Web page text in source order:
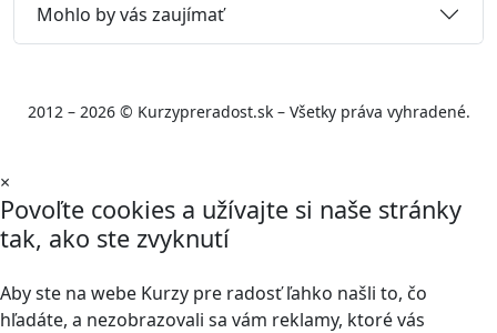
Mohlo by vás zaujímať
2012 – 2026 © Kurzypreradost.sk – Všetky práva vyhradené.
×
Povoľte cookies a užívajte si naše stránky
tak, ako ste zvyknutí
Aby ste na webe Kurzy pre radosť ľahko našli to, čo
hľadáte, a nezobrazovali sa vám reklamy, ktoré vás